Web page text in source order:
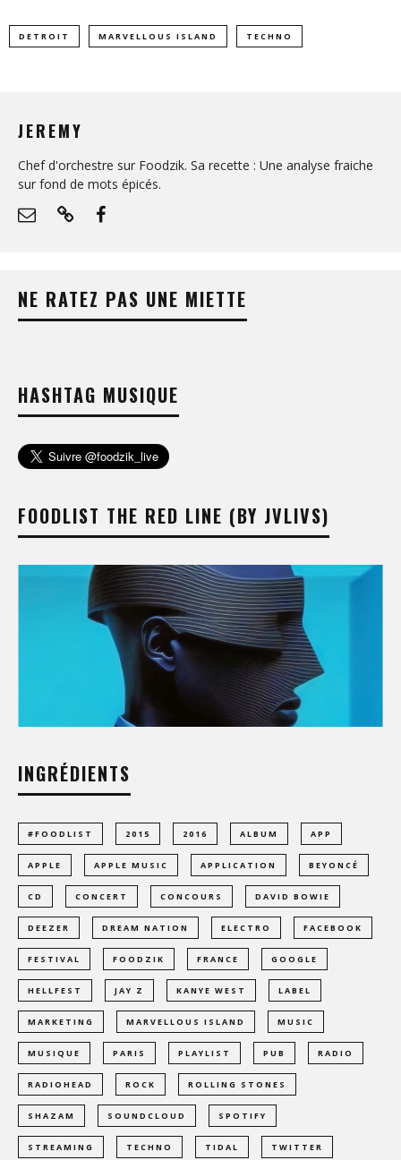
DETROIT MARVELLOUS ISLAND TECHNO
JEREMY
Chef d'orchestre sur Foodzik. Sa recette : Une analyse fraiche
sur fond de mots épicés.
NE RATEZ PAS UNE MIETTE
HASHTAG MUSIQUE
FOODLIST THE RED LINE (BY JVLIVS)
INGRÉDIENTS
#FOODLIST 2015 2016 ALBUM APP
APPLE APPLE MUSIC APPLICATION BEYONCÉ
CD CONCERT CONCOURS DAVID BOWIE
DEEZER DREAM NATION ELECTRO FACEBOOK
FESTIVAL FOODZIK FRANCE GOOGLE
HELLFEST JAY Z KANYE WEST LABEL
MARKETING MARVELLOUS ISLAND MUSIC
MUSIQUE PARIS PLAYLIST PUB RADIO
RADIOHEAD ROCK ROLLING STONES
SHAZAM SOUNDCLOUD SPOTIFY
STREAMING TECHNO TIDAL TWITTER